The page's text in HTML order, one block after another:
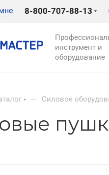
8-800-707-88-13
инструмент и
оборудование
— Силовое